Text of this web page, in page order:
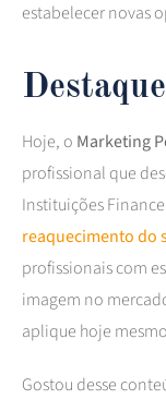
estabelecer novas
Hoje, o Marketing
profissional que
Instituições
reaquecimento do
profissionais com
imagem no
aplique hoje
Gostou desse